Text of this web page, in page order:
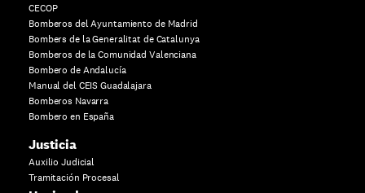
CECOP
Bomberos del Ayuntamiento de Madrid
Bombers de la Generalitat de Catalunya
Bomberos de la Comunidad Valenciana
Bombero de Andalucía
Manual del CEIS Guadalajara
Bomberos Navarra
Bombero en España
Justicia
Auxilio Judicial
Tramitación Procesal